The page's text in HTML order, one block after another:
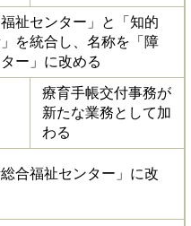
祉センター」と「知的
を統合し、名称を「障
ー」に改める
療育手帳交付事務が
新たな業務として加
わる
合福祉センター」に改